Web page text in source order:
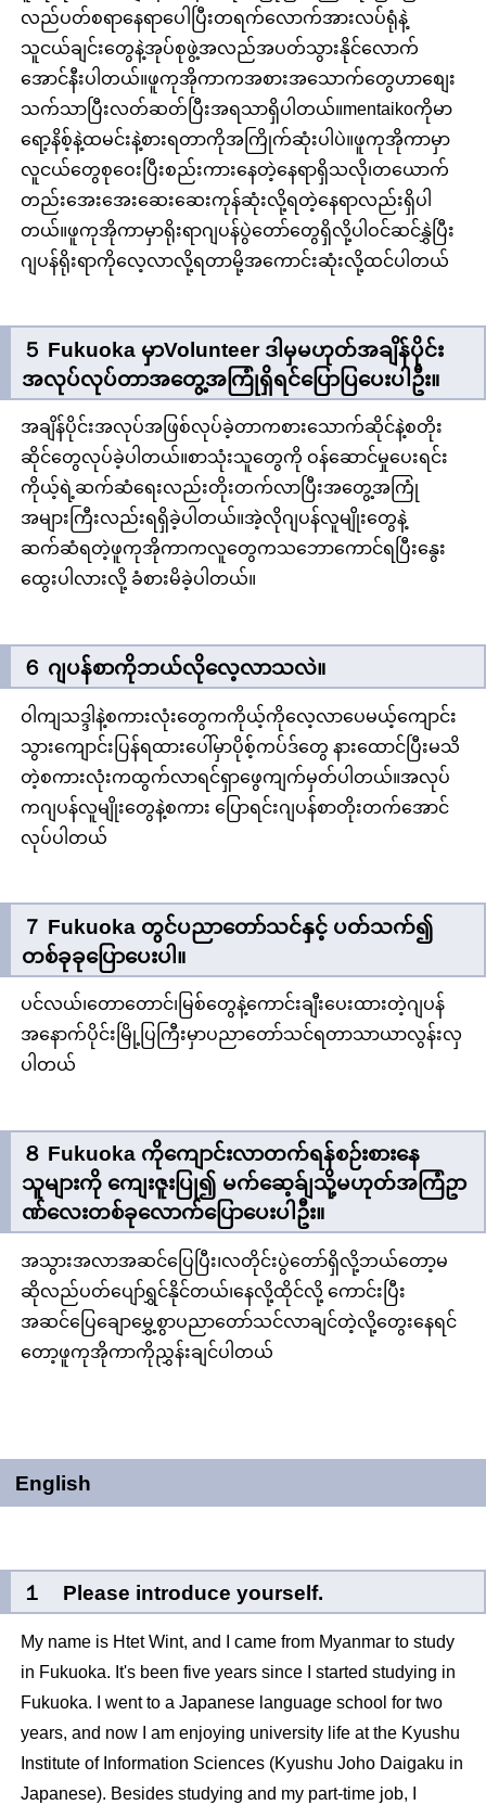
လည်ပတ်စရာနေရာပေါပြီးတရက်လောက်အားလပ်ရုံနဲ့
သူငယ်ချင်းတွေနဲ့အုပ်စုဖွဲ့အလည်အပတ်သွားနိုင်လောက်
အောင်နီးပါတယ်။ဖူကုအိုကာကအစားအသောက်တွေဟာစျေး
သက်သာပြီးလတ်ဆတ်ပြီးအရသာရှိပါတယ်။mentaikoကိုမာ
ရော့နိစ့်နဲ့ထမင်းနဲ့စားရတာကိုအကြိုက်ဆုံးပါပဲ။ဖူကုအိုကာမှာ
လူငယ်တွေစုဝေးပြီးစည်းကားနေတဲ့နေရာရှိသလို၊တယောက်
တည်းအေးအေးဆေးဆေးကုန်ဆုံးလို့ရတဲ့နေရာလည်းရှိပါ
တယ်။ဖူကုအိုကာမှာရိုးရာဂျပန်ပွဲတော်တွေရှိလို့ပါဝင်ဆင်နွှဲပြီး
ဂျပန်ရိုးရာကိုလေ့လာလို့ရတာမို့အကောင်းဆုံးလို့ထင်ပါတယ်
５ Fukuoka မှာVolunteer ဒါမှမဟုတ်အချိန်ပိုင်း
အလုပ်လုပ်တာအတွေ့အကြုံရှိရင်ပြောပြပေးပါဦး။
အချိန်ပိုင်းအလုပ်အဖြစ်လုပ်ခဲ့တာကစားသောက်ဆိုင်နဲ့စတိုး
ဆိုင်တွေလုပ်ခဲ့ပါတယ်။စာသုံးသူတွေကို ဝန်ဆောင်မှုပေးရင်း
ကိုယ့်ရဲ့ဆက်ဆံရေးလည်းတိုးတက်လာပြီးအတွေ့အကြုံ
အများကြီးလည်းရရှိခဲ့ပါတယ်။အဲ့လိုဂျပန်လူမျိုးတွေနဲ့
ဆက်ဆံရတဲ့ဖူကုအိုကာကလူတွေကသဘောကောင်ရပြီးနွေး
ထွေးပါလားလို့ ခံစားမိခဲ့ပါတယ်။
６ ဂျပန်စာကိုဘယ်လိုလေ့လာသလဲ။
ဝါကျသဒ္ဒါနဲ့စကားလုံးတွေကကိုယ့်ကိုလေ့လာပေမယ့်ကျောင်း
သွားကျောင်းပြန်ရထားပေါ်မှာပိုစ့်ကပ်ဒ်တွေ နားထောင်ပြီးမသိ
တဲ့စကားလုံးကထွက်လာရင်ရှာဖွေကျက်မှတ်ပါတယ်။အလုပ်
ကဂျပန်လူမျိုးတွေနဲ့စကား ပြောရင်းဂျပန်စာတိုးတက်အောင်
လုပ်ပါတယ်
７ Fukuoka တွင်ပညာတော်သင်နှင့် ပတ်သက်၍
တစ်ခုခုပြောပေးပါ။
ပင်လယ်၊တောတောင်၊မြစ်တွေနဲ့ကောင်းချီးပေးထားတဲ့ဂျပန်
အနောက်ပိုင်းမြို့ပြကြီးမှာပညာတော်သင်ရတာသာယာလွန်းလှ
ပါတယ်
８ Fukuoka ကိုကျောင်းလာတက်ရန်စဉ်းစားနေ
သူများကို ကျေးဇူးပြု၍ မက်ဆေ့ခ်ျသို့မဟုတ်အကြံဥာ
ဏ်လေးတစ်ခုလောက်ပြောပေးပါဦး။
အသွားအလာအဆင်ပြေပြီး၊လတိုင်းပွဲတော်ရှိလို့ဘယ်တော့မ
ဆိုလည်ပတ်ပျော်ရွှင်နိုင်တယ်၊နေလို့ထိုင်လို့ ကောင်းပြီး
အဆင်ပြေချောမွှေ့စွာပညာတော်သင်လာချင်တဲ့လို့တွေးနေရင်
တော့ဖူကုအိုကာကိုညွှန်းချင်ပါတယ်
English
１ Please introduce yourself.
My name is Htet Wint, and I came from Myanmar to study
in Fukuoka. It's been five years since I started studying in
Fukuoka. I went to a Japanese language school for two
years, and now I am enjoying university life at the Kyushu
Institute of Information Sciences (Kyushu Joho Daigaku in
Japanese). Besides studying and my part-time job, I